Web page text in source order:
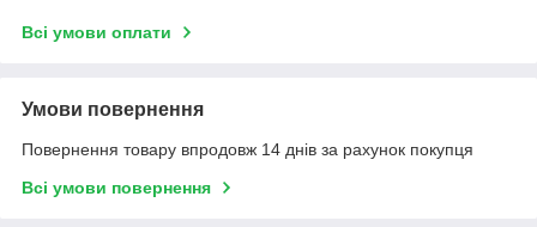
Всі умови оплати
Умови повернення
Повернення товару впродовж 14 днів за рахунок покупця
Всі умови повернення